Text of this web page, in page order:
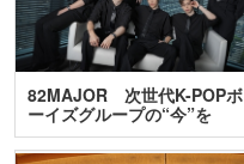
82MAJOR 次世代K-POPボ
ーイズグループの“今”を
訊…